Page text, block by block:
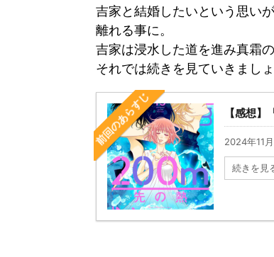
吉家と結婚したいという思い
離れる事に。
吉家は浸水した道を進み真霜
それでは続きを見ていきましょ
前回のあらすじ 【感想
2024年11
続きを見